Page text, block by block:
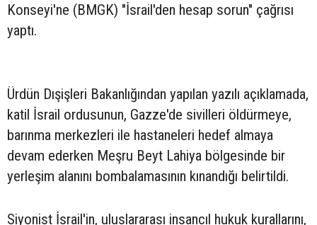
Konseyi'ne (BMGK) "İsrail'den hesap sorun" çağrısı
yaptı.
Ürdün Dışişleri Bakanlığından yapılan yazılı açıklamada,
katil İsrail ordusunun, Gazze'de sivilleri öldürmeye,
barınma merkezleri ile hastaneleri hedef almaya
devam ederken Meşru Beyt Lahiya bölgesinde bir
yerleşim alanını bombalamasının kınandığı belirtildi.
Siyonist İsrail'in, uluslararası insancıl hukuk kurallarını,